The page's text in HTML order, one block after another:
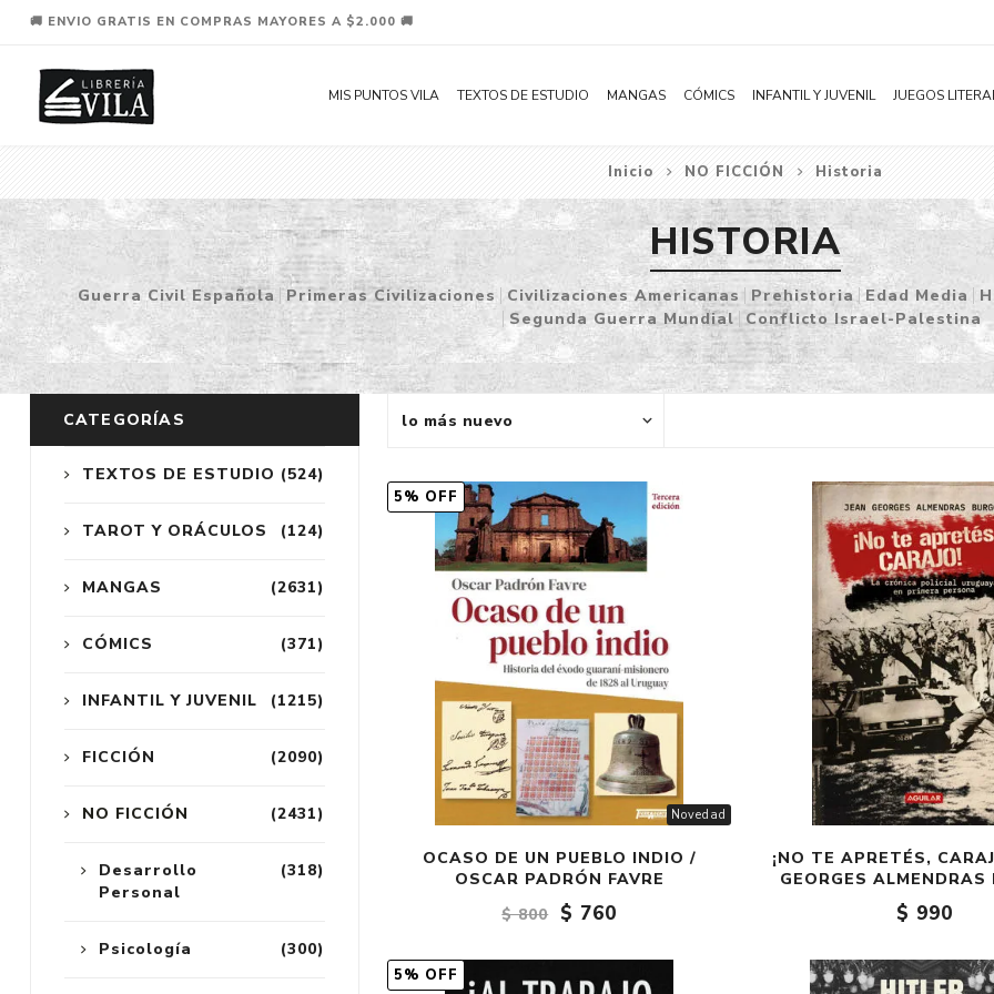
🚚 ENVIO GRATIS EN COMPRAS MAYORES A $2.000 🚚
MIS PUNTOS VILA TEXTOS DE ESTUDIO MANGAS
Novelas
Shonen
Shojo
Seinen
Josei
Yaoi / BL
Subcategoría
Aventura
Bélico
Ciencia ficción
Comedia
Distopía
Ecchi
Fantasía
Fantasía oscura
Gore
Ver todo
CÓMICS INFANTIL Y JUVENIL
Literatura Infantil
Literatura Juvenil
JUEGOS
Inicio NO FICCIÓN Historia
HISTORIA
Guerra Civil Española Primeras Civilizaciones Civilizaciones Americanas Prehistoria Edad Media
Segunda Guerra Mundial Conflicto Israel-Palestina
Novedad
5% OFF
OCASO DE UN PUEBLO INDIO /
OSCAR PADRÓN FAVRE
$ 800
$ 760
¡NO TE APRETÉS,
GEORGES ALMENDRAS
$ 990
5% OFF
CATEGORÍAS
(524)
TEXTOS DE ESTUDIO
(124)
TAROT Y ORÁCULOS
(2631)
MANGAS
(371)
CÓMICS
(1215)
INFANTIL Y JUVENIL
(2090)
FICCIÓN
(2431)
NO FICCIÓN
(318)
Desarrollo
Personal
(300)
Psicología